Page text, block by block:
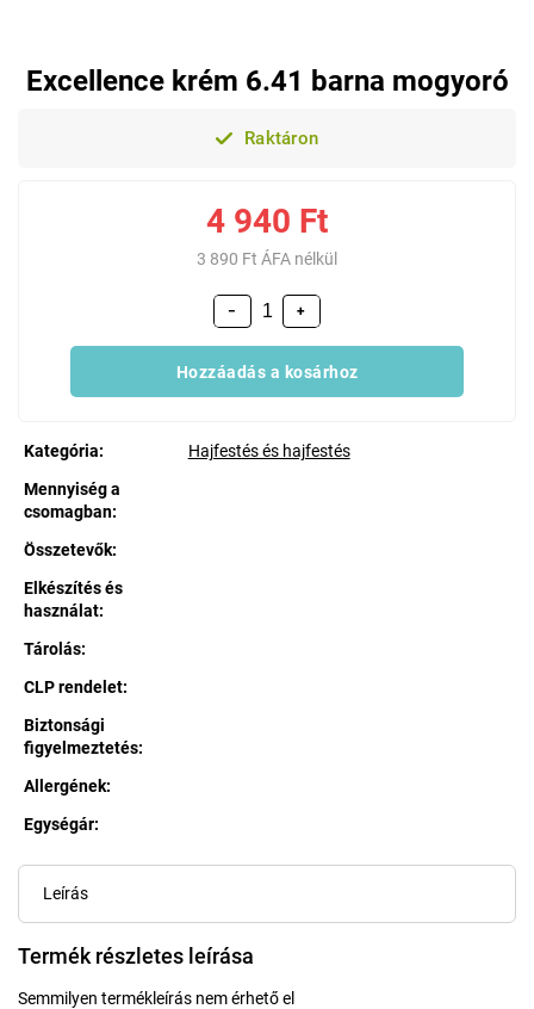
Excellence krém 6.41 barna mogyoró
Raktáron
4 940 Ft
3 890 Ft ÁFA nélkül
+
−
Hozzáadás a kosárhoz
Kategória:
Hajfestés és hajfestés
Mennyiség a
csomagban:
Összetevők:
Elkészítés és
használat:
Tárolás:
CLP rendelet:
Biztonsági
figyelmeztetés:
Allergének:
Egységár:
Leírás
Termék részletes leírása
Semmilyen termékleírás nem érhető el